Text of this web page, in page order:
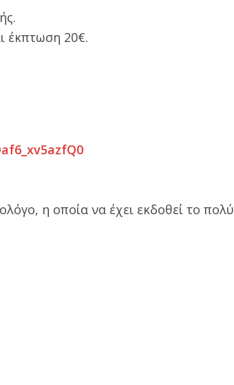
έκπτωση 20€.
η οποία να έχει εκδοθεί το πολύ